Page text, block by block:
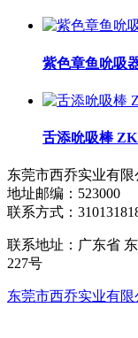
紫色章鱼吮吸
舌添吮吸棒
东莞市西乔实业有限
地址邮编：523000
联系方式：
联系地址：广东省
227号
东莞市西乔实业有限